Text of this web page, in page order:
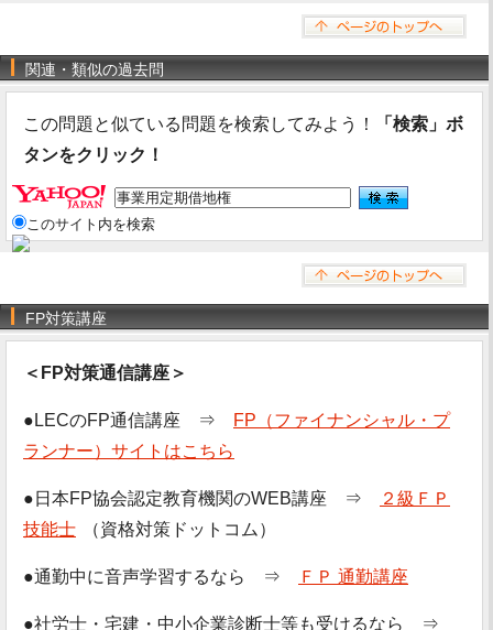
関連・類似の過去問
この問題と似ている問題を検索してみよう！
「検索」ボ
タンをクリック！
このサイト内を検索
FP対策講座
＜FP対策通信講座＞
●LECのFP通信講座 ⇒
FP（ファイナンシャル・プ
ランナー）サイトはこちら
●日本FP協会認定教育機関のWEB講座 ⇒
２級ＦＰ
技能士
（資格対策ドットコム）
●通勤中に音声学習するなら ⇒ ＦＰ 通勤講座
●社労士・宅建・中小企業診断士等も受けるなら ⇒